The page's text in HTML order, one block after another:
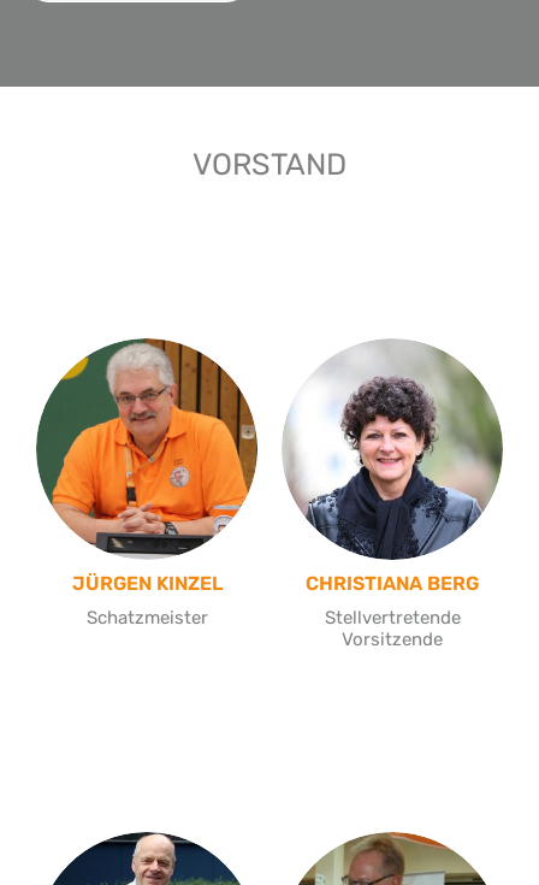
VORSTAND
JÜRGEN KINZEL
Schatzmeister
CHRISTIANA BERG
Stellvertretende
Vorsitzende